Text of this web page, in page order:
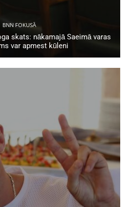
BNN FOKUSĀ
skats: nākamajā Saeimā varas
var apmest kūleni